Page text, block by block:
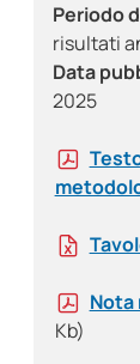
Periodo
risultati
Data
2025
Kb)